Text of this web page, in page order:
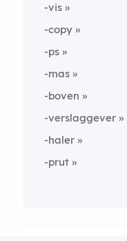
-vis
-copy
-ps
-mas
-boven
-verslaggever
-haler
-prut